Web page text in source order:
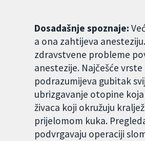
Dosadašnje spoznaje:
a ona zahtijeva
zdravstvene probleme
anestezije. Najčešće
podrazumijeva gubitak
ubrizgavanje otopine
živaca koji okružuju
prijelomom kuka.
podvrgavaju operaciji